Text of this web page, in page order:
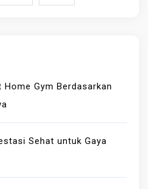
Gym Berdasarkan
Sehat untuk Gaya